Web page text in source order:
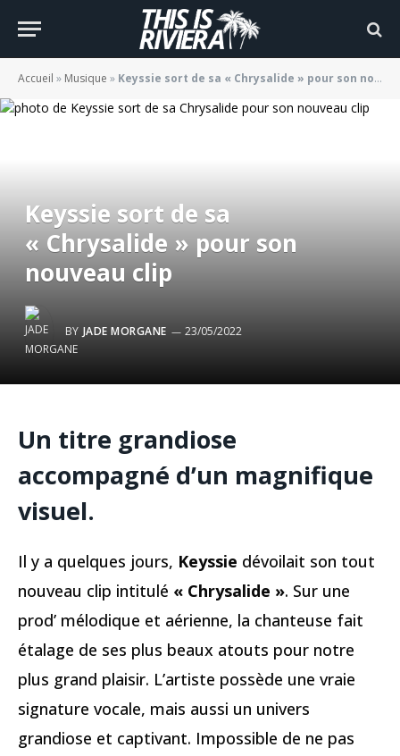
Accueil » Musique » Keyssie sort de sa « Chrysalide » pour son nouveau clip
Keyssie sort de sa
« Chrysalide » pour son
nouveau clip
BY JADE MORGANE 23/05/2022
Un titre grandiose
accompagné d’un magnifique
visuel.
Il y a quelques jours, Keyssie dévoilait son tout
nouveau clip intitulé « Chrysalide ». Sur une
prod’ mélodique et aérienne, la chanteuse fait
étalage de ses plus beaux atouts pour notre
plus grand plaisir. L’artiste possède une vraie
signature vocale, mais aussi un univers
grandiose et captivant. Impossible de ne pas